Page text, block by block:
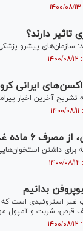
تاثیر دارند؟
پیشرو پزشکی بار‌ها تایید
ایرانی
آخرین اخبار
اجتناب کنید!
برای داشتن
بدانیم
غیر استروئیدی است که
قرص، شربت و آمپول